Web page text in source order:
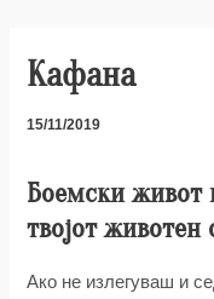
Кафана
15/11/2019
Боемски живот
твојот животен
Ако не излегуваш и